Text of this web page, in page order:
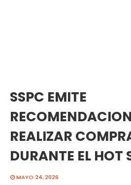
SSPC EMITE
REALIZAR
DURANTE EL HOT
MAYO 24, 2026